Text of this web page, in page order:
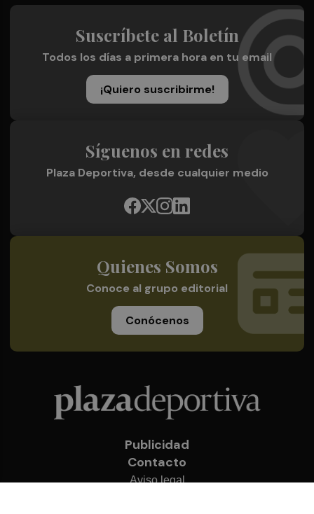
Suscríbete al Boletín
Todos los días a primera hora en tu email
¡Quiero suscribirme!
Síguenos en redes
Plaza Deportiva, desde cualquier medio
Quienes Somos
Conoce al grupo editorial
Conócenos
Publicidad
Contacto
Aviso legal